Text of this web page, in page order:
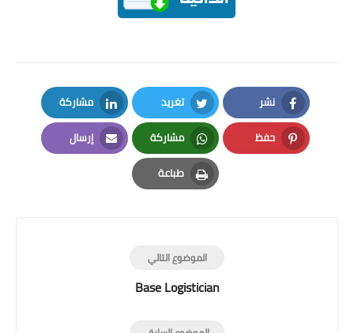
نشر
Facebook
تغريد
Twitter
مشاركة
LinkedIn
حفظ
Pinterest
مشاركة
Whatsapp
إرسال
Email
طباعة
Print
الموضوع التالي
Base Logistician